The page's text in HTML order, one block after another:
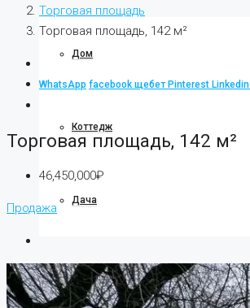
Дом
Коттедж
Дача
Ипотека
Торговая площадь
Торговая площадь, 142 м²
WhatsApp facebook щебет Pinterest Linkedin
Торговая площадь, 142 м²
46,450,000₽
Продажа